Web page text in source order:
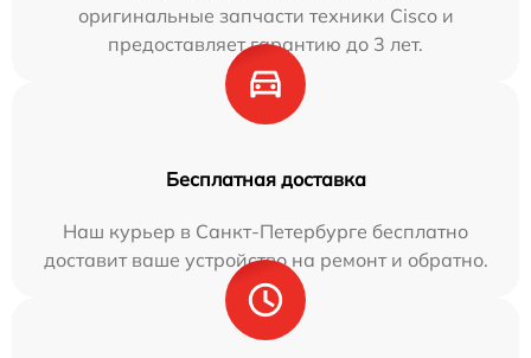
оригинальные запчасти техники Cisco и
предоставляет гарантию до 3 лет.
Бесплатная доставка
Наш курьер в Санкт-Петербурге бесплатно
доставит ваше устройство на ремонт и обратно.